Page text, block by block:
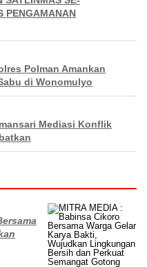
PENGAMANAN
Polman Amankan
di Wonomulyo
Mediasi Konflik